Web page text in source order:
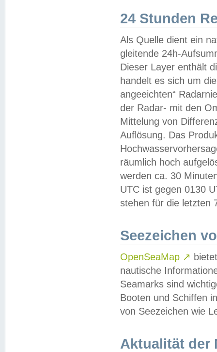
24 Stunden
Als Quelle dient ein
gleitende 24h-
Dieser Layer enthält
handelt es sich um
angeeichten“
der Radar- mit den
Mittelung von
Auflösung. Das
räumlich hoch
werden ca. 30
UTC ist gegen 0130
stehen für die letzten
Seezeichen
OpenSeaMap ↗
nautische
Seamarks sind
Booten und Schiffen
von Seezeichen wie
Aktualität der